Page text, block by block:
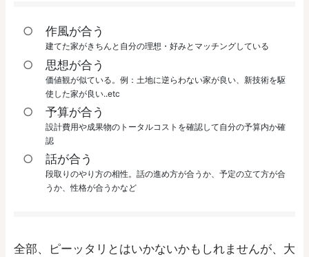
作風が合う
建てた家がきちんと自分の理想・好みとマッチングしている
思想が合う
価値観が似ている。例：土地に逆らわない家が良い、新技術を駆
使した家が良い..etc
予算が合う
設計費用や成果物のトータルコストを確認して自分の予算内か確
認
話が合う
段取りのやり方の相性。話の進め方が合うか、予定の立て方が合
うか、性格が合うかなど
全部、ピーッタリとはいかないかもしれませんが、大